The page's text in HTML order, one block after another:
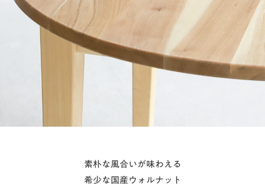
素朴な風合いが味わえる
希少な国産ウォルナット